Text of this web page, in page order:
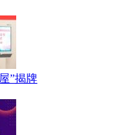
，校史馆/档案馆/博物
志参加了活动。
”揭牌